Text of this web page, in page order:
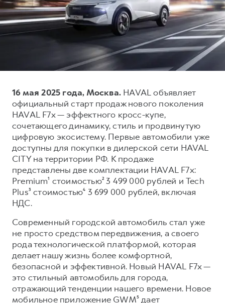
DARGO X
от 3 499 000 ₽
от 2 899 000 ₽
F7X
от 3 599 000 ₽
POER
от 3 449 000 ₽
Тест-драйв
Трейд-ин
КРЕДИТ И СТРАХОВАНИЕ
Страхование
Кредит
КОРПОРАТИВНЫМ КЛИЕНТАМ
Для малого бизнеса
Корпоративным клиентам
Крупным корпоративным клиентам
Система управления автопарком
Сервис для корпоративных клиентов
HAVAL Лизинг
АКСЕССУАРЫ HAVAL
Автомобильные аксессуары
СЕРВИСНОЕ ОБСЛУЖИВАНИЕ
Нулевое ТО
Программа «Помощь на дороге»
Регламенты технического обслуживания
ПОДДЕРЖКА
GWM Безопасность
Гарантия HAVAL
Мобильное приложение GWM
Программа «HAVAL Защита+»
Руководства по эксплуатации
Подписки
АКСЕССУАРЫ HAVAL
Автомобильные аксессуары
Коллекция CITY
Коллекция Базовая
О дилере
Наша команда
16 мая 2025 года, Москва. HAVAL объявляет
официальный старт продаж нового поколения
HAVAL F7x — эффектного кросс-купе,
сочетающего динамику, стиль и продвинутую
цифровую экосистему. Первые автомобили уже
доступны для покупки в дилерской сети HAVAL
CITY на территории РФ. К продаже
представлены две комплектации HAVAL F7x:
Premium¹ стоимостью² 3 499 000 рублей и Tech
Plus³ стоимостью⁴ 3 699 000 рублей, включая
НДС.
Современный городской автомобиль стал уже
не просто средством передвижения, а своего
рода технологической платформой, которая
делает нашу жизнь более комфортной,
безопасной и эффективной. Новый HAVAL F7x —
это стильный автомобиль для города,
отражающий тенденции нашего времени. Новое
мобильное приложение GWM⁵ дает